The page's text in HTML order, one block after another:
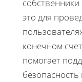
это для
конечном
помогает